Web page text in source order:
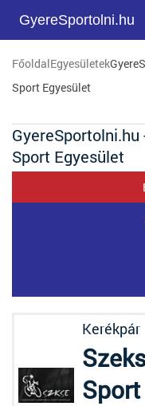
GyereSportolni.hu
FőoldalEgyesületek
Sport Egyesület
Sport Egyesület
Kerékpár